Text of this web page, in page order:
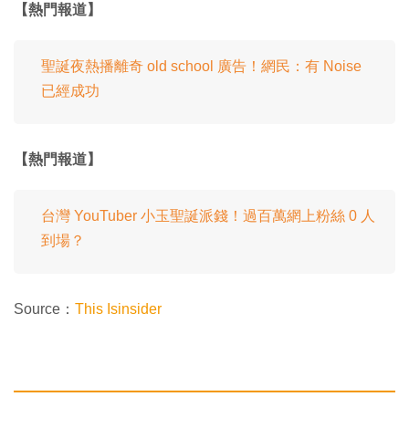
【熱門報道】
聖誕夜熱播離奇 old school 廣告！網民：有 Noise
已經成功
【熱門報道】
台灣 YouTuber 小玉聖誕派錢！過百萬網上粉絲 0 人
到場？
Source： This Isinsider